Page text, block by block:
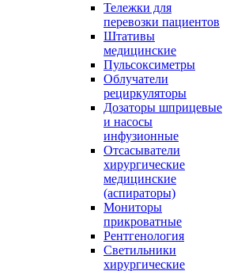
Тележки для
перевозки пациентов
Штативы
медицинские
Пульсоксиметры
Облучатели
рециркуляторы
Дозаторы шприцевые
и насосы
инфузионные
Отсасыватели
хирургические
медицинские
(аспираторы)
Мониторы
прикроватные
Рентгенология
Светильники
хирургические